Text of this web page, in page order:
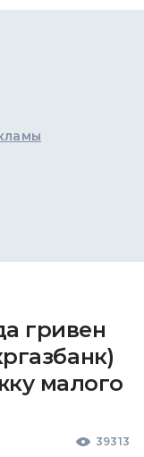
гривен
малого
39313